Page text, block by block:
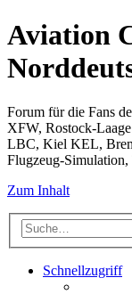
Aviation
Forum für die Fans
XFW, Rostock-
LBC, Kiel KEL,
Flugzeug-
Zum Inhalt
Schnellzugriff